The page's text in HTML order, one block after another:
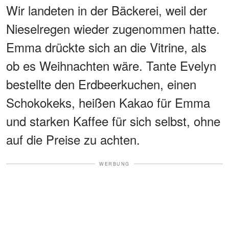
Wir landeten in der Bäckerei, weil der
Nieselregen wieder zugenommen hatte.
Emma drückte sich an die Vitrine, als
ob es Weihnachten wäre. Tante Evelyn
bestellte den Erdbeerkuchen, einen
Schokokeks, heißen Kakao für Emma
und starken Kaffee für sich selbst, ohne
auf die Preise zu achten.
WERBUNG